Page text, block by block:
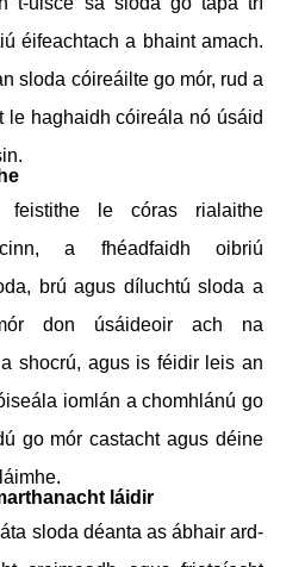
éifeachtach a bhaint amach.
sloda cóireáilte go mór, rud a
le haghaidh cóireála nó úsáid
le córas rialaithe
a fhéadfaidh oibriú
brú agus díluchtú sloda a
don úsáideoir ach na
shocrú, agus is féidir leis an
iomlán a chomhlánú go
go mór castacht agus déine
láidir
sloda déanta as ábhair ard-